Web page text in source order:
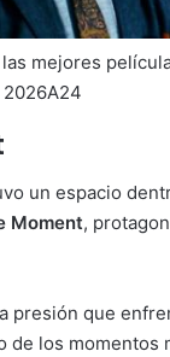
mejores
un espacio
Moment,
presión que
de los momentos